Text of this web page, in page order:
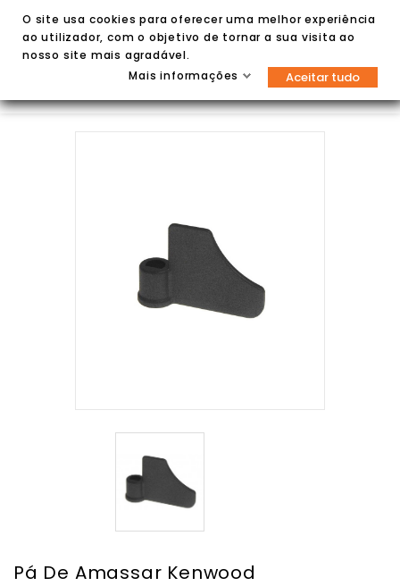

Pá De Amassar Kenwood
O site usa cookies para oferecer uma melhor experiência
ao utilizador, com o objetivo de tornar a sua visita ao
nosso site mais agradável.
Mais informações
Aceitar tudo